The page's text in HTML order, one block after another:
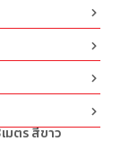
4ช่อง 4สวิทซ์
มตร สีขาว